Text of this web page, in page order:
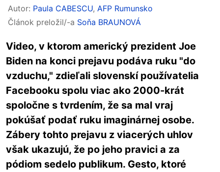
Autor: Paula CABESCU, AFP Rumunsko
Článok preložil/-a Soňa BRAUNOVÁ
Video, v ktorom americký prezident Joe
Biden na konci prejavu podáva ruku "do
vzduchu," zdieľali slovenskí používatelia
Facebooku spolu viac ako 2000-krát
spoločne s tvrdením, že sa mal vraj
pokúšať podať ruku imaginárnej osobe.
Zábery tohto prejavu z viacerých uhlov
však ukazujú, že po jeho pravici a za
pódiom sedelo publikum. Gesto, ktoré